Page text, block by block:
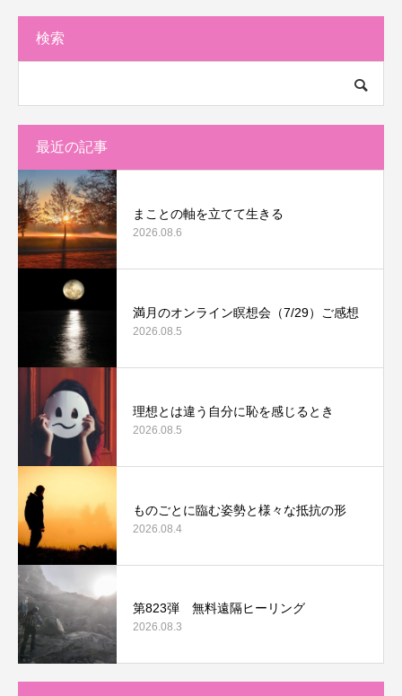
検索
最近の記事
まことの軸を立てて生きる
2026.08.6
満月のオンライン瞑想会（7/29）ご感想
2026.08.5
理想とは違う自分に恥を感じるとき
2026.08.5
ものごとに臨む姿勢と様々な抵抗の形
2026.08.4
第823弾 無料遠隔ヒーリング
2026.08.3